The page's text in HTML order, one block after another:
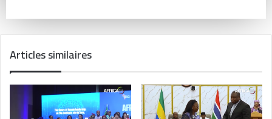
Articles similaires